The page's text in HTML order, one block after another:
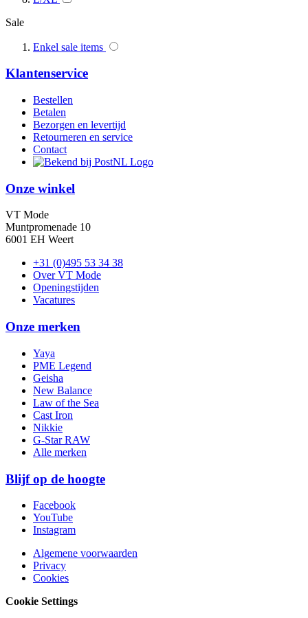
Sale
Enkel sale items
Klantenservice
Bestellen
Betalen
Bezorgen en levertijd
Retourneren en service
Contact
Onze winkel
VT Mode
Muntpromenade 10
6001 EH Weert
+31 (0)495 53 34 38
Over VT Mode
Openingstijden
Vacatures
Onze merken
Yaya
PME Legend
Geisha
New Balance
Law of the Sea
Cast Iron
Nikkie
G-Star RAW
Alle merken
Blijf op de hoogte
Facebook
YouTube
Instagram
Algemene voorwaarden
Privacy
Cookies
Cookie Settings